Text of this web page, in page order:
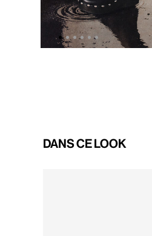
DANS CE LOOK